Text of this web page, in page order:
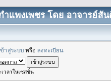
แพงเพชร โดย อาจารย์สั
ข้าสู่ระบบ หรือ ลงทะเบียน
วลาในเซสชั่น